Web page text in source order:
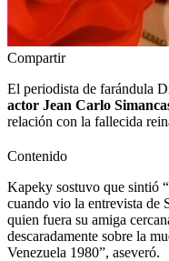
Compartir
El periodista de farándula
actor Jean Carlo
relación con la fallecida
Contenido
Kapeky sostuvo que sintió “
cuando vio la entrevista de
quien fuera su amiga
descaradamente sobre la
Venezuela 1980”, aseveró.